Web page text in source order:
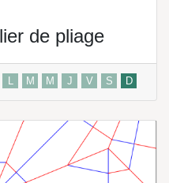
de pliage
L M M J V S D